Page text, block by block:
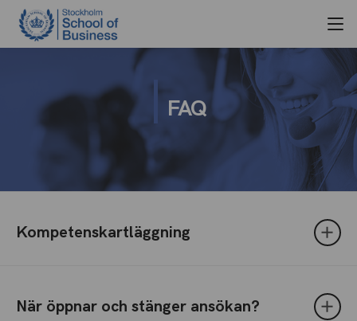
FAQ
Kompetenskartläggning
När öppnar och stänger ansökan?